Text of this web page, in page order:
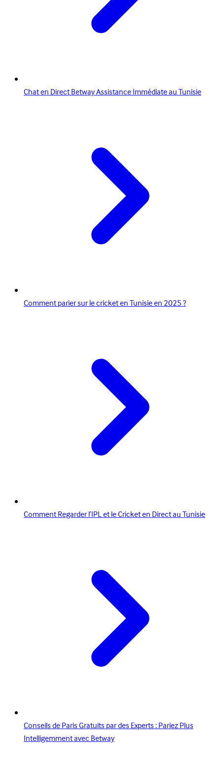
Chat en Direct Betway Assistance Immédiate au Tunisie
Comment parier sur le cricket en Tunisie en 2025 ?
Comment Regarder l’IPL et le Cricket en Direct au Tunisie
Conseils de Paris Gratuits par des Experts : Pariez Plus
Intelligemment avec Betway